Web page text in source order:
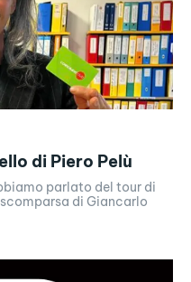
di Piero Pelù
parlato del tour di
scomparsa di Giancarlo